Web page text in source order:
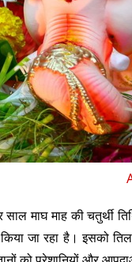
माघ माह की चतुर्थी
जा रहा है। इसको